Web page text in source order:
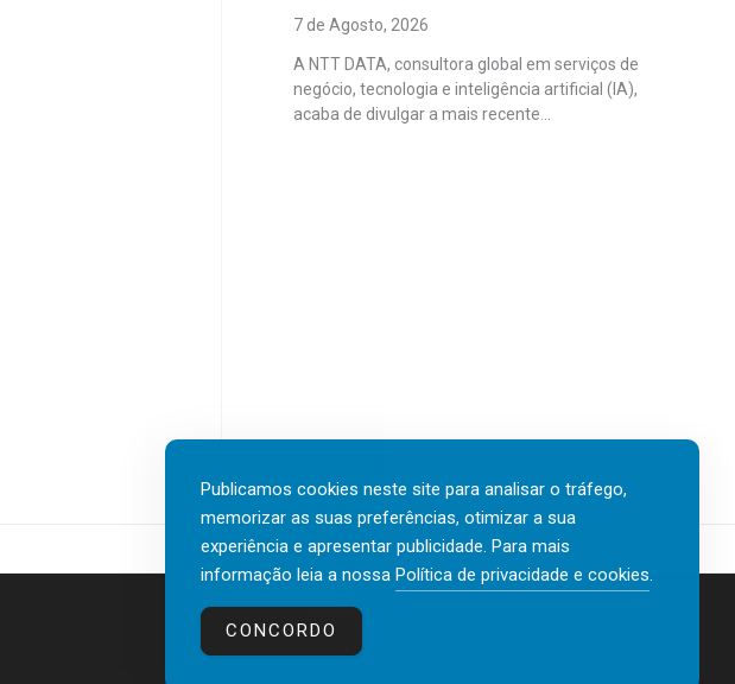
7 de Agosto, 2026
A NTT DATA, consultora global em serviços de
negócio, tecnologia e inteligência artificial (IA),
acaba de divulgar a mais recente...
Contactos
Publicamos cookies neste site para analisar o tráfego,
memorizar as suas preferências, otimizar a sua
experiência e apresentar publicidade. Para mais
informação leia a nossa Política de privacidade e cookies.
CONCORDO